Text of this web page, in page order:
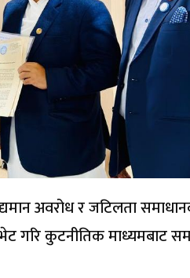
अवरोध र जटिलता
भेट गरि कुटनीतिक माध्यमबाट